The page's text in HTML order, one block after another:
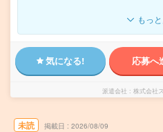
もっ
気になる! 応募へ
派遣会社 株式会社
未読 掲載日 2026/08/09